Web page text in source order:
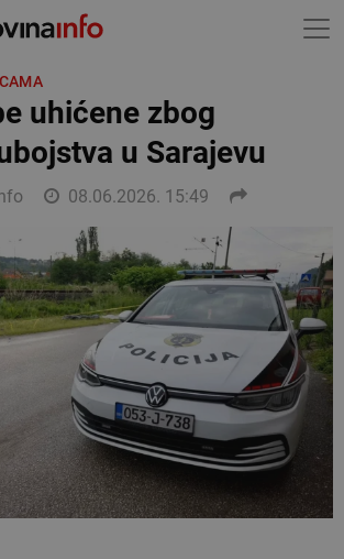
uhićene zbog
u Sarajevu
08.06.2026. 15:49